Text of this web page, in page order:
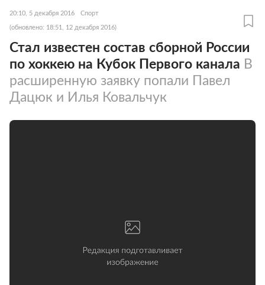
20:10, 5 декабря 2016 Спорт
(обновлено: 18:51, 12 декабря 2016)
Стал известен состав сборной России
по хоккею на Кубок Первого канала В
расширенную заявку попали Павел
Дацюк и Илья Ковальчук